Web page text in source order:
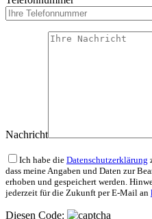
Nachricht
Bitte lasse dieses Feld leer.
Ich habe die Datenschutzerklärung
dass meine Angaben und Daten zur
erhoben und gespeichert werden.
jederzeit für die Zukunft per E-Mail an
Diesen Code: